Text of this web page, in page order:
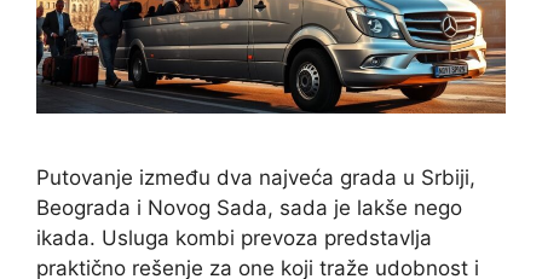
Putovanje između dva najveća grada u Srbiji,
Beograda i Novog Sada, sada je lakše nego
ikada. Usluga kombi prevoza predstavlja
praktično rešenje za one koji traže udobnost i